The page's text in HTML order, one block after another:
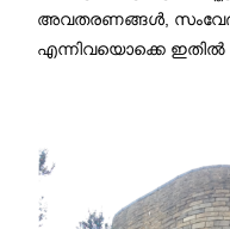
അവതരണങ്ങൾ,
എന്നിവയൊക്കെ ഇതിൽ